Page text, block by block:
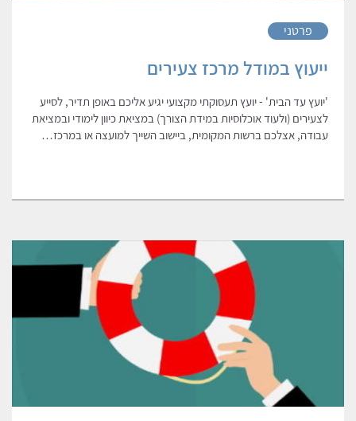
פרטני
ייעוץ במודל מרכז צעירים
'יועץ עד הבית' - יועץ תעסוקתי מקצועי יגיע אליכם באופן תדיר, לסייע
לצעירים (ולעוד אוכלוסיות במידת הצורך) במציאת כיוון לימודי ובמציאת
עבודה, אצלכם ברשות המקומית, ביישוב השייך למועצה או במרכז…